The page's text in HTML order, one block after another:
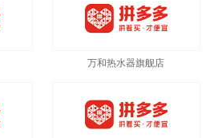
万和热水器旗舰店